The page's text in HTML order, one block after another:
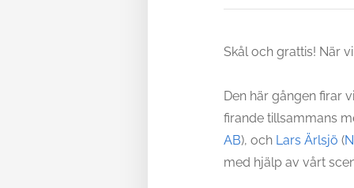
Skål och grattis! När
Den här gången firar
firande tillsammans
AB), och Lars Ärlsjö (
med hjälp av vårt